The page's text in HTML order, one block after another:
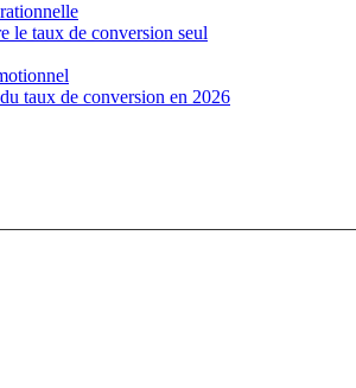
le taux de conversion seul
taux de conversion en 2026